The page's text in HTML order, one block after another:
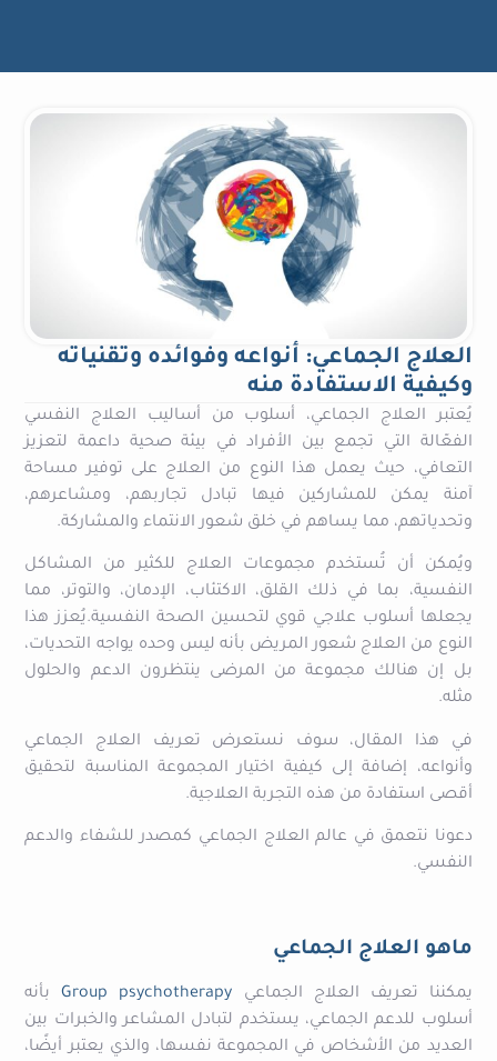
العلاج الجماعي: أنواعه وفوائده وتقنياته
وكيفية الاستفادة منه
يُعتبر العلاج الجماعي، أسلوب من أساليب العلاج النفسي
الفعّالة التي تجمع بين الأفراد في بيئة صحية داعمة لتعزيز
التعافي، حيث يعمل هذا النوع من العلاج على توفير مساحة
آمنة يمكن للمشاركين فيها تبادل تجاربهم، ومشاعرهم،
وتحدياتهم، مما يساهم في خلق شعور الانتماء والمشاركة.
ويُمكن أن تُستخدم مجموعات العلاج للكثير من المشاكل
النفسية، بما في ذلك القلق، الاكتئاب، الإدمان، والتوتر، مما
يجعلها أسلوب علاجي قوي لتحسين الصحة النفسية.يُعزز هذا
النوع من العلاج شعور المريض بأنه ليس وحده يواجه التحديات،
بل إن هنالك مجموعة من المرضى ينتظرون الدعم والحلول
مثله.
في هذا المقال، سوف نستعرض تعريف العلاج الجماعي
وأنواعه، إضافة إلى كيفية اختيار المجموعة المناسبة لتحقيق
أقصى استفادة من هذه التجربة العلاجية.
دعونا نتعمق في عالم العلاج الجماعي كمصدر للشفاء والدعم
النفسي.
ماهو العلاج الجماعي
يمكننا تعريف العلاج الجماعي
بأنه
أسلوب للدعم الجماعي، يستخدم لتبادل المشاعر والخبرات بين
العديد من الأشخاص في المجموعة نفسها، والذي يعتبر أيضًا،